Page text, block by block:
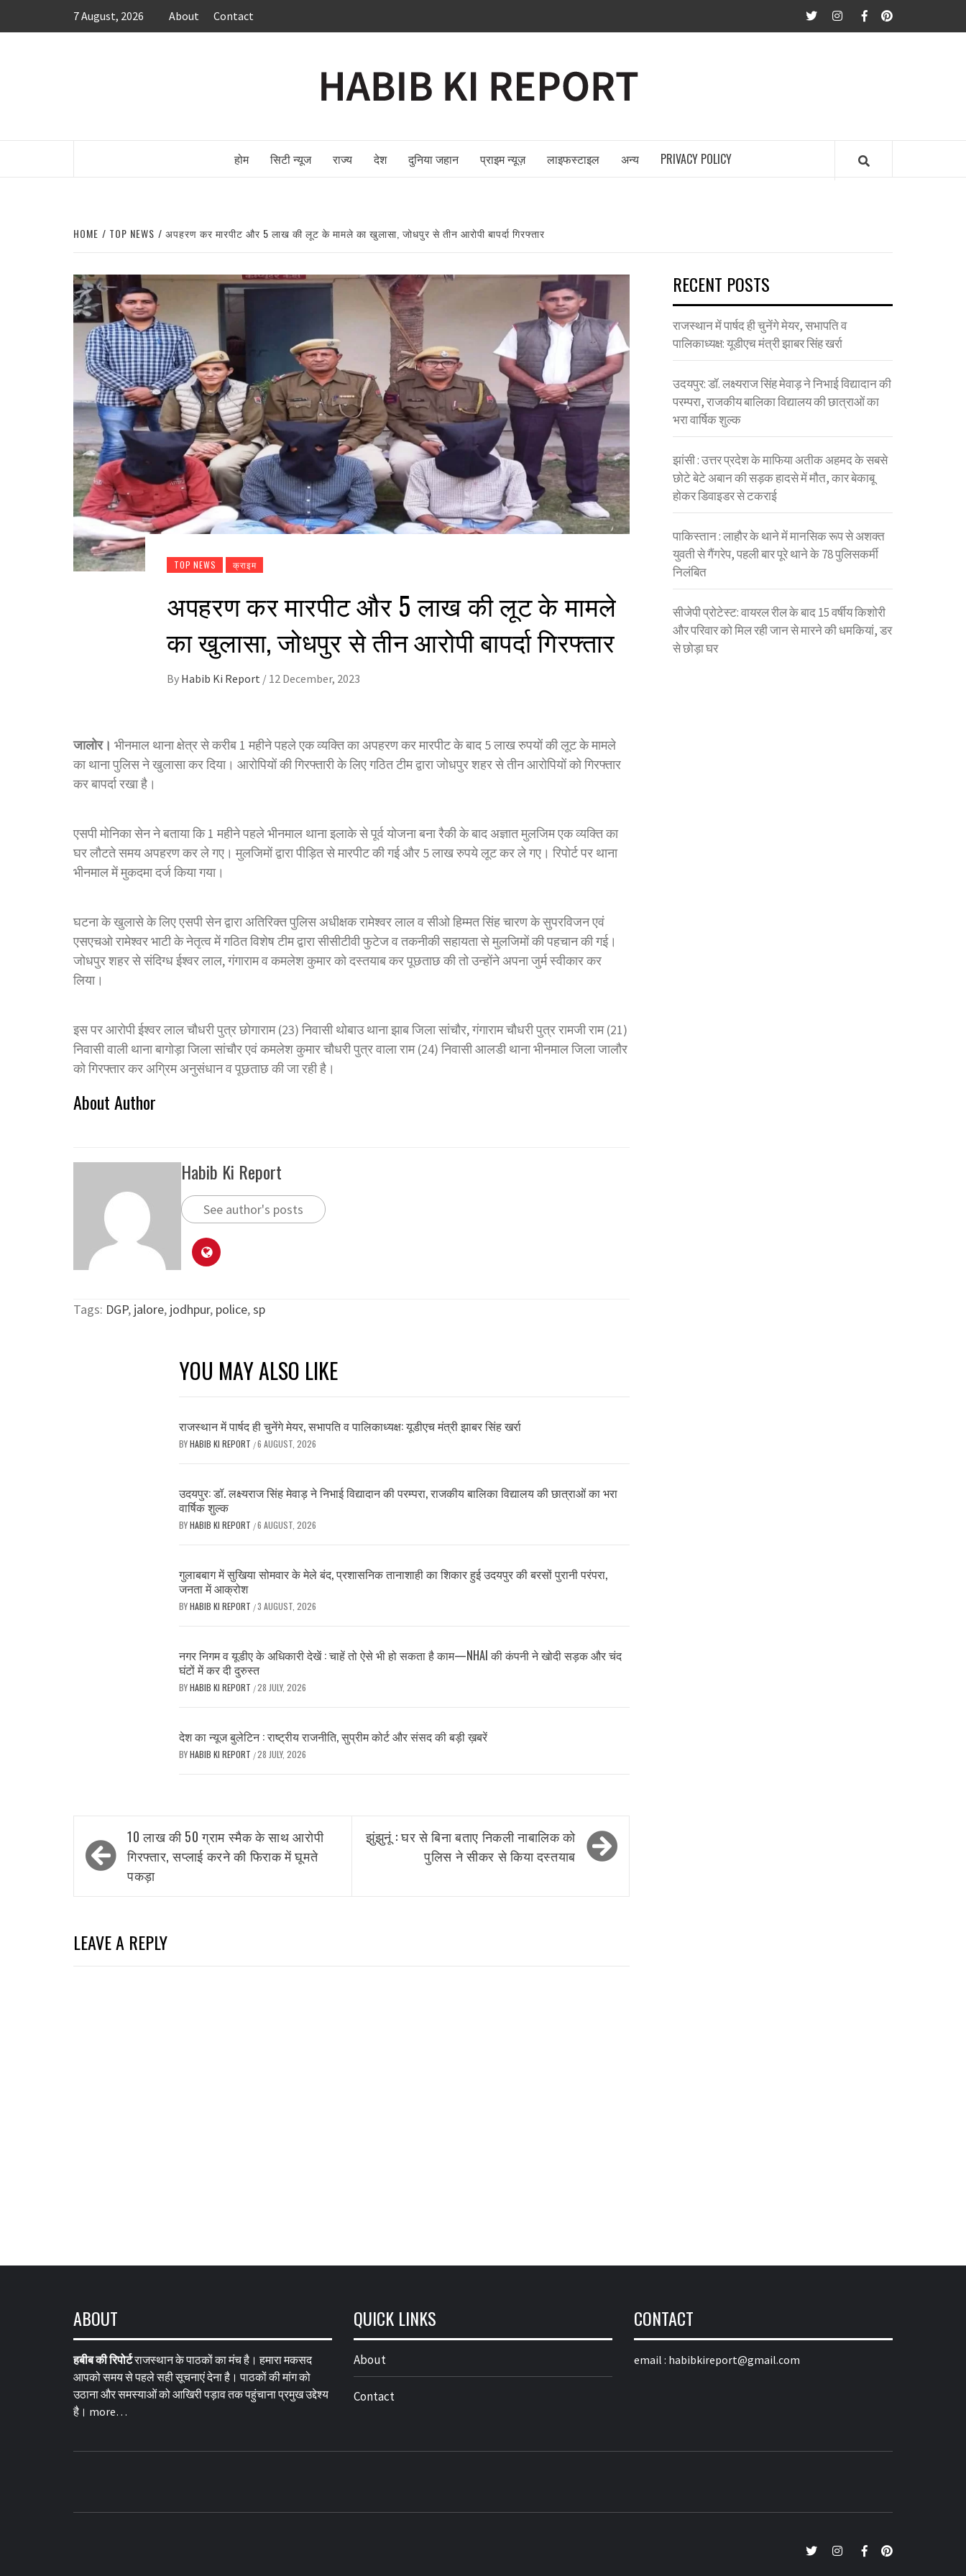
7 August, 2026 About Contact twitterInstagram
FacebookPinterest
होम सिटी न्यूज राज्य देश दुनिया जहान प्राइम न्यूज़ लाइफस्टाइल अन्य PRIVACY POLICY
HOME TOP NEWS अपहरण कर मारपीट और 5 लाख की लूट के मामले का खुलासा, जोधपुर से तीन आरोपी बापर्दा गिरफ्तार
TOP NEWS क्राइम
अपहरण कर मारपीट और 5 लाख की लूट के मामले
का खुलासा, जोधपुर से तीन आरोपी बापर्दा गिरफ्तार
By Habib Ki Report / 12 December, 2023
जालोर। भीनमाल थाना क्षेत्र से करीब 1 महीने पहले एक व्यक्ति का अपहरण कर मारपीट के बाद 5 लाख रुपयों की लूट के मामले
का थाना पुलिस ने खुलासा कर दिया। आरोपियों की गिरफ्तारी के लिए गठित टीम द्वारा जोधपुर शहर से तीन आरोपियों को गिरफ्तार
कर बापर्दा रखा है।
एसपी मोनिका सेन ने बताया कि 1 महीने पहले भीनमाल थाना इलाके से पूर्व योजना बना रैकी के बाद अज्ञात मुलजिम एक व्यक्ति का
घर लौटते समय अपहरण कर ले गए। मुलजिमों द्वारा पीड़ित से मारपीट की गई और 5 लाख रुपये लूट कर ले गए। रिपोर्ट पर थाना
भीनमाल में मुकदमा दर्ज किया गया।
घटना के खुलासे के लिए एसपी सेन द्वारा अतिरिक्त पुलिस अधीक्षक रामेश्वर लाल व सीओ हिम्मत सिंह चारण के सुपरविजन एवं
एसएचओ रामेश्वर भाटी के नेतृत्व में गठित विशेष टीम द्वारा सीसीटीवी फुटेज व तकनीकी सहायता से मुलजिमों की पहचान की गई।
जोधपुर शहर से संदिग्ध ईश्वर लाल, गंगाराम व कमलेश कुमार को दस्तयाब कर पूछताछ की तो उन्होंने अपना जुर्म स्वीकार कर
लिया।
इस पर आरोपी ईश्वर लाल चौधरी पुत्र छोगाराम (23) निवासी थोबाउ थाना झाब जिला सांचौर, गंगाराम चौधरी पुत्र रामजी राम (21)
निवासी वाली थाना बागोड़ा जिला सांचौर एवं कमलेश कुमार चौधरी पुत्र वाला राम (24) निवासी आलडी थाना भीनमाल जिला जालौर
को गिरफ्तार कर अग्रिम अनुसंधान व पूछताछ की जा रही है।
About Author
Habib Ki Report
See author's posts
Tags: DGP, jalore, jodhpur, police,sp
YOU MAY ALSO LIKE
राजस्थान में पार्षद ही चुनेंगे मेयर, सभापति व पालिकाध्यक्ष: यूडीएच मंत्री झाबर सिंह खर्रा
BYHABIB KI REPORT /6 AUGUST, 2026
उदयपुर: डॉ. लक्ष्यराज सिंह मेवाड़ ने निभाई विद्यादान की परम्परा, राजकीय बालिका विद्यालय की छात्राओं का भरा
वार्षिक शुल्क
BYHABIB KI REPORT /6 AUGUST, 2026
गुलाबबाग में सुखिया सोमवार के मेले बंद, प्रशासनिक तानाशाही का शिकार हुई उदयपुर की बरसों पुरानी परंपरा,
जनता में आक्रोश
BYHABIB KI REPORT /3 AUGUST, 2026
नगर निगम व यूडीए के अधिकारी देखें : चाहें तो ऐसे भी हो सकता है काम—NHAI की कंपनी ने खोदी सड़क और चंद
घंटों में कर दी दुरुस्त
BYHABIB KI REPORT /28 JULY, 2026
देश का न्यूज बुलेटिन : राष्ट्रीय राजनीति, सुप्रीम कोर्ट और संसद की बड़ी ख़बरें
BYHABIB KI REPORT /28 JULY, 2026
Post
navigation
10 लाख की 50 ग्राम स्मैक के साथ आरोपी
गिरफ्तार, सप्लाई करने की फिराक में घूमते
पकड़ा
झुंझुनूं : घर से बिना बताए निकली नाबालिक को
पुलिस ने सीकर से किया दस्तयाब
LEAVE A REPLY
RECENT POSTS
राजस्थान में पार्षद ही चुनेंगे मेयर, सभापति व
पालिकाध्यक्ष: यूडीएच मंत्री झाबर सिंह खर्रा
उदयपुर: डॉ. लक्ष्यराज सिंह मेवाड़ ने निभाई विद्यादान की
परम्परा, राजकीय बालिका विद्यालय की छात्राओं का
भरा वार्षिक शुल्क
झांसी : उत्तर प्रदेश के माफिया अतीक अहमद के सबसे
छोटे बेटे अबान की सड़क हादसे में मौत, कार बेकाबू
होकर डिवाइडर से टकराई
पाकिस्तान : लाहौर के थाने में मानसिक रूप से अशक्त
युवती से गैंगरेप, पहली बार पूरे थाने के 78 पुलिसकर्मी
निलंबित
सीजेपी प्रोटेस्ट: वायरल रील के बाद 15 वर्षीय किशोरी
और परिवार को मिल रही जान से मारने की धमकियां, डर
से छोड़ा घर
ABOUT
हबीब की रिपोर्टराजस्थान के पाठकों का मंच है। हमारा मकसद
आपको समय से पहले सही सूचनाएं देना है। पाठकों की मांग को
उठाना और समस्याओं को आखिरी पड़ाव तक पहुंचाना प्रमुख उद्देश्य
है। more…
QUICK LINKS
About
Contact
CONTACT
email : habibkireport@gmail.com
twitterInstagram
FacebookPinterest